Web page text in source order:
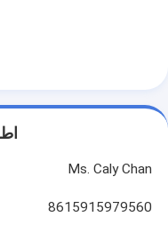
Ms. Caly Chan
8615915979560